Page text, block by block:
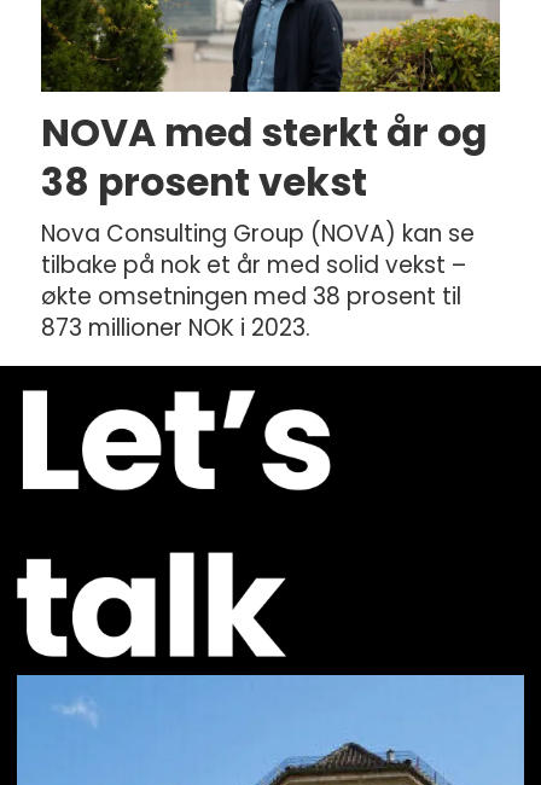
NOVA med sterkt år og
38 prosent vekst
Nova Consulting Group (NOVA) kan se
tilbake på nok et år med solid vekst –
økte omsetningen med 38 prosent til
873 millioner NOK i 2023.